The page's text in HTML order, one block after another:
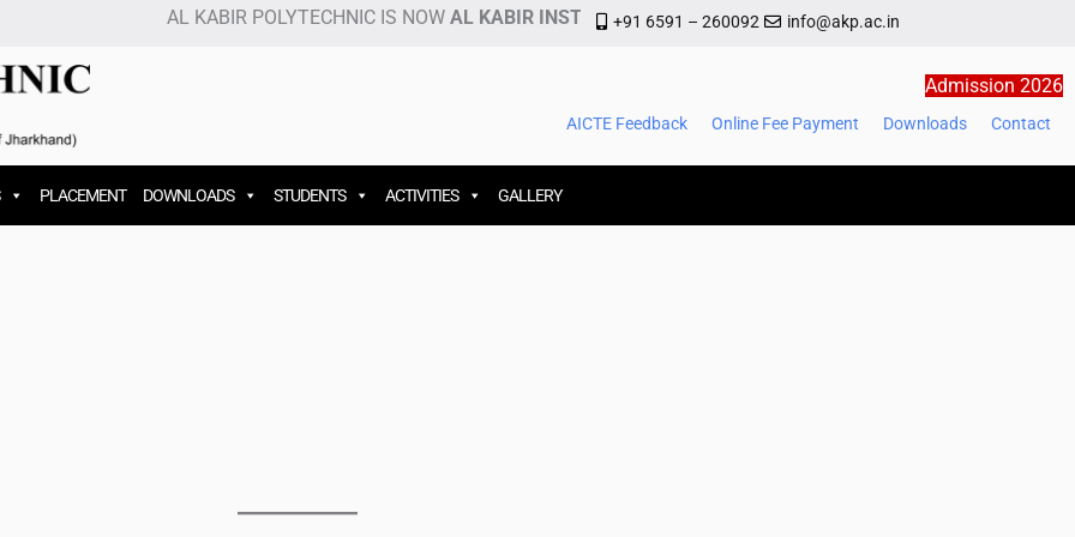
AL KABIR POLYTECHNIC IS NOWAL KABIR INSTITUTE OF MANAGEMENT AND TECHNOLOGY
+91 6591 – 260092 info@akp.ac.in
Admission 2026
AICTE Feedback Online Fee Payment Downloads Contact
PLACEMENT DOWNLOADS STUDENTS ACTIVITIES GALLERY